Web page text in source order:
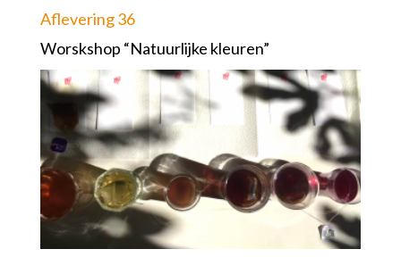
Aflevering 36
Worskshop “Natuurlijke kleuren”